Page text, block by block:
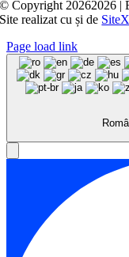
© Copyright 20262026 |
Site realizat cușide
Page load link